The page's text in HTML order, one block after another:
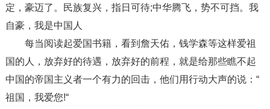
定，豪迈了。民族复兴，指日可待;中华腾飞，势不可挡。我
自豪，我是中国人
每当阅读起爱国书籍，看到詹天佑，钱学森等这样爱祖
国的人，放弃好的待遇，放弃好的前程，就是给那些瞧不起
中国的帝国主义者一个有力的回击，他们用行动大声的说：“
祖国，我爱您!“